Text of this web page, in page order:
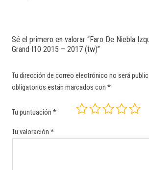
Sé el primero en valorar “Faro De Niebla
Grand I10 2015 – 2017 (tw)”
Tu dirección de correo electrónico no será
obligatorios están marcados con *
Tu puntuación *
Tu valoración *